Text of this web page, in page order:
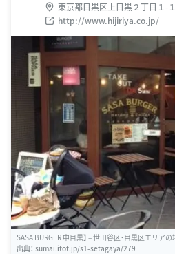
東京都目黒区上目黒２丁目１-
http://www.hijiriya.co.jp/
SASA BURGER 中目黒】 – 世田谷区・目黒区エリア
出典： sumai.itot.jp/s1-setagaya/279